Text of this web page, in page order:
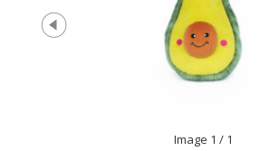
Image 1 / 1